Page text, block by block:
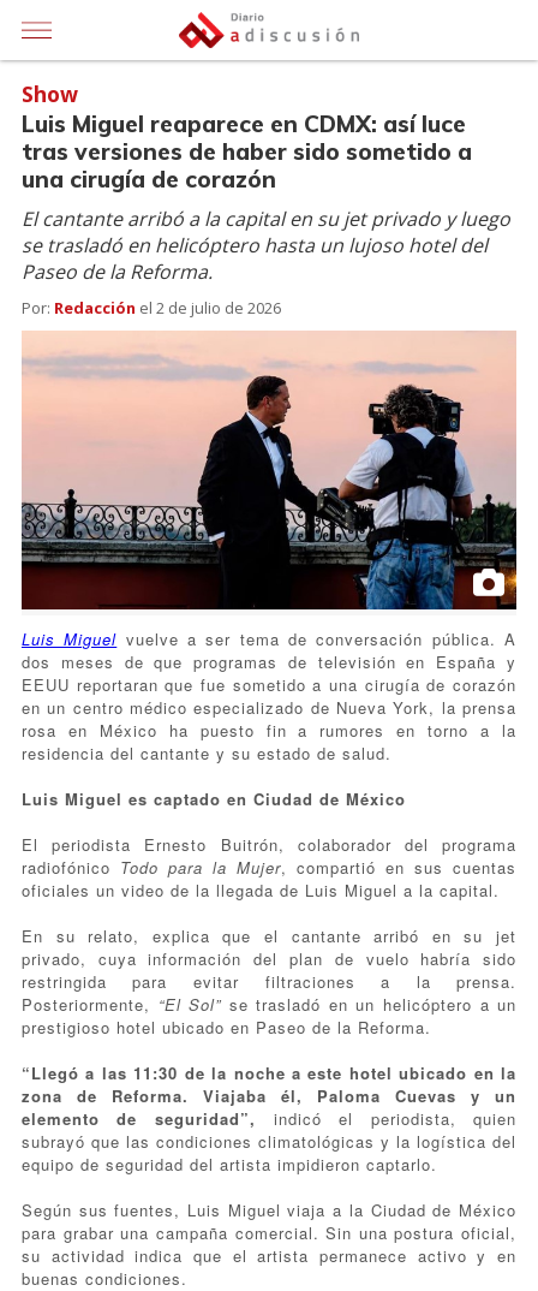
Show
Luis Miguel reaparece en CDMX: así luce
tras versiones de haber sido sometido a
una cirugía de corazón
El cantante arribó a la capital en su jet privado y luego
se trasladó en helicóptero hasta un lujoso hotel del
Paseo de la Reforma.
Por: Redacción el 2 de julio de 2026
Luis Miguel vuelve a ser tema de conversación pública. A
dos meses de que programas de televisión en España y
EEUU reportaran que fue sometido a una cirugía de corazón
en un centro médico especializado de Nueva York, la prensa
rosa en México ha puesto fin a rumores en torno a la
residencia del cantante y su estado de salud.
Luis Miguel es captado en Ciudad de México
El periodista Ernesto Buitrón, colaborador del programa
radiofónico Todo para la Mujer, compartió en sus cuentas
oficiales un video de la llegada de Luis Miguel a la capital.
En su relato, explica que el cantante arribó en su jet
privado, cuya información del plan de vuelo habría sido
restringida para evitar filtraciones a la prensa.
Posteriormente, “El Sol” se trasladó en un helicóptero a un
prestigioso hotel ubicado en Paseo de la Reforma.
“Llegó a las 11:30 de la noche a este hotel ubicado en la
zona de Reforma. Viajaba él, Paloma Cuevas y un
elemento de seguridad”,
indicó el periodista, quien
subrayó que las condiciones climatológicas y la logística del
equipo de seguridad del artista impidieron captarlo.
Según sus fuentes, Luis Miguel viaja a la Ciudad de México
para grabar una campaña comercial. Sin una postura oficial,
su actividad indica que el artista permanece activo y en
buenas condiciones.